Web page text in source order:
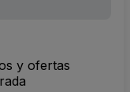
y ofertas